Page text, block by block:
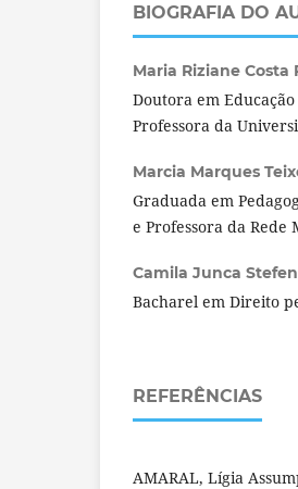
BIOGRAFIA DO
Maria Riziane Costa
Doutora em
Professora da
Marcia Marques
Graduada em
e Professora da Rede
Camila Junca
Bacharel em Direito
REFERÊNCIAS
AMARAL, Lígia